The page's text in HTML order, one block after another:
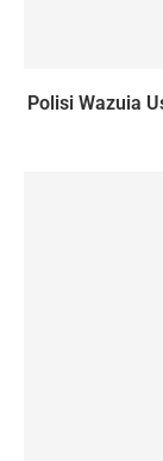
Polisi Wazuia